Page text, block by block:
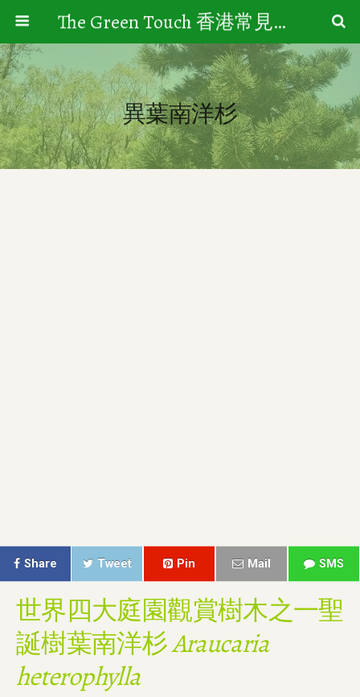
The Green Touch 香港常見樹木園藝生活
異葉南洋杉
Share Tweet Pin Mail SMS
世界四大庭園觀賞樹木之一聖
誕樹葉南洋杉Araucaria
heterophylla